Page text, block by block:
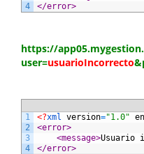
4
</error>
https://
user=usuarioIncorrecto
1
2
3
4
<?xml version="1.0"
<error>
<message>Usuario
</error>